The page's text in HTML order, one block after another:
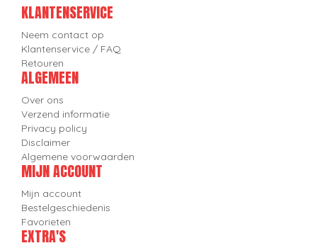
KLANTENSERVICE
Neem contact op
Klantenservice / FAQ
Retouren
ALGEMEEN
Over ons
Verzend informatie
Privacy policy
Disclaimer
Algemene voorwaarden
MIJN ACCOUNT
Mijn account
Bestelgeschiedenis
Favorieten
EXTRA'S